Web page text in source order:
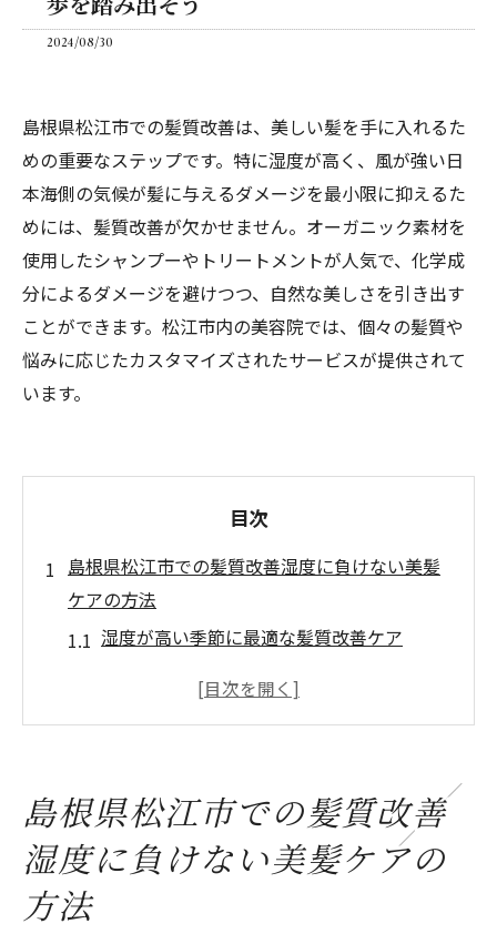
歩を踏み出そう
2024/08/30
島根県松江市での髪質改善は、美しい髪を手に入れるた
めの重要なステップです。特に湿度が高く、風が強い日
本海側の気候が髪に与えるダメージを最小限に抑えるた
めには、髪質改善が欠かせません。オーガニック素材を
使用したシャンプーやトリートメントが人気で、化学成
分によるダメージを避けつつ、自然な美しさを引き出す
ことができます。松江市内の美容院では、個々の髪質や
悩みに応じたカスタマイズされたサービスが提供されて
います。
目次
島根県松江市での髪質改善湿度に負けない美髪
ケアの方法
湿度が高い季節に最適な髪質改善ケア
日本海側の気候に対応するヘアケア法
ービス
高湿度でも美髪を保つ日常の習慣
オーガニックシャンプーで髪質改善松江市で選
ばれる理由
島根県松江市での髪質改善
湿度に負けない美髪ケアの
方法